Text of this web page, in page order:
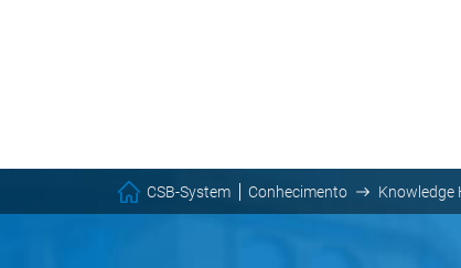
CSB-System Conhecimento Knowledge